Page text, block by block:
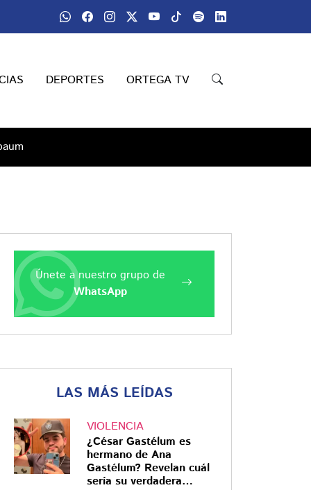
DEPORTES ORTEGA TV
Únete a nuestro grupo de
WhatsApp
LAS MÁS LEÍDAS
VIOLENCIA
¿César Gastélum es
hermano de Ana
Gastélum? Revelan cuál
sería su verdadera